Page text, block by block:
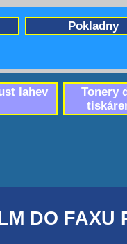
DO FAXU
Pokladny
Tonery
lahev